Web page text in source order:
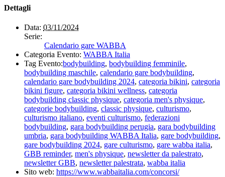
Dettagli
Data: 03/11/2024
Serie:
Calendario gare WABBA
Categoria Evento: WABBA Italia
Tag Evento:bodybuilding, bodybuilding femminile,
bodybuilding maschile, calendario gare bodybuilding,
calendario gare bodybuilding 2024, categoria bikini, categoria
bikini figure, categoria bikini wellness, categoria
bodybuilding classic physique, categoria men's physique,
categorie bodybuilding, classic physique, culturismo,
culturismo italiano, eventi culturismo, federazioni
bodybuilding, gara bodybuilding perugia, gara bodybuilding
umbria, gara bodybuilding WABBA Italia, gare bodybuilding,
gare bodybuilding 2024, gare culturismo, gare wabba italia,
GBB reminder, men's physique, newsletter da palestrato,
newsletter GBB, newsletter palestrata, wabba italia
Sito web: https://www.wabbaitalia.com/concorsi/